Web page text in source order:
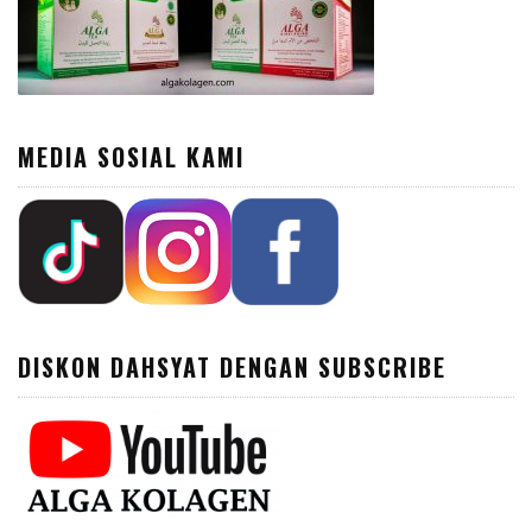
MEDIA SOSIAL KAMI
DISKON DAHSYAT DENGAN SUBSCRIBE